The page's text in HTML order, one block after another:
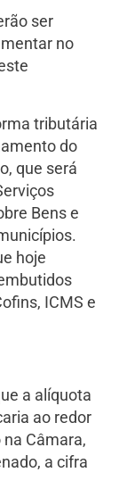
ser
no
tributária
do
que será
Bens e
hoje
ICMS e
a alíquota
ao redor
Câmara,
a cifra